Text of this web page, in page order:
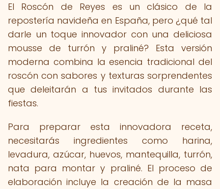
El Roscón de Reyes es un clásico de la
repostería navideña en España, pero ¿qué tal
darle un toque innovador con una deliciosa
mousse de turrón y praliné? Esta versión
moderna combina la esencia tradicional del
roscón con sabores y texturas sorprendentes
que deleitarán a tus invitados durante las
fiestas.
Para preparar esta innovadora receta,
necesitarás ingredientes como harina,
levadura, azúcar, huevos, mantequilla, turrón,
nata para montar y praliné. El proceso de
elaboración incluye la creación de la masa